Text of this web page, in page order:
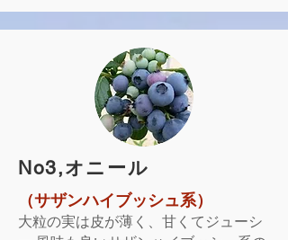
​No3,オニール
（サザンハイブッシュ系）
大粒の実は皮が薄く、甘くてジューシ